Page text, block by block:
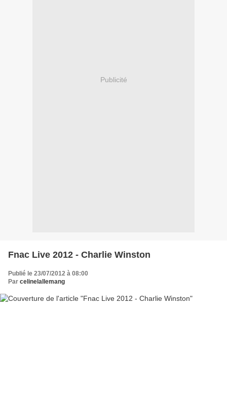
Publicité
Fnac Live 2012 - Charlie Winston
Publié le 23/07/2012 à 08:00
Par celinelallemang